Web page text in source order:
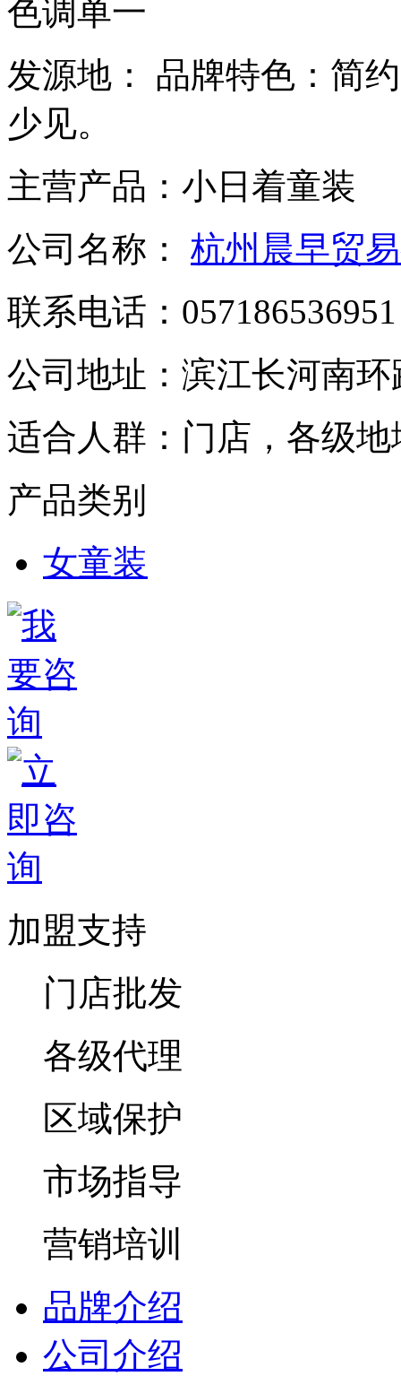
色调单一
发源地：
品牌特色： 简
少见。
主营产品： 小日着童装
公司名称： 杭州晨早贸
联系电话： 057186536951
公司地址： 滨江长河南环
适合人群： 门店，各级
产品类别
女童装
加盟支持
门店批发
各级代理
区域保护
市场指导
营销培训
品牌介绍
公司介绍